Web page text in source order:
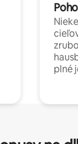
plné